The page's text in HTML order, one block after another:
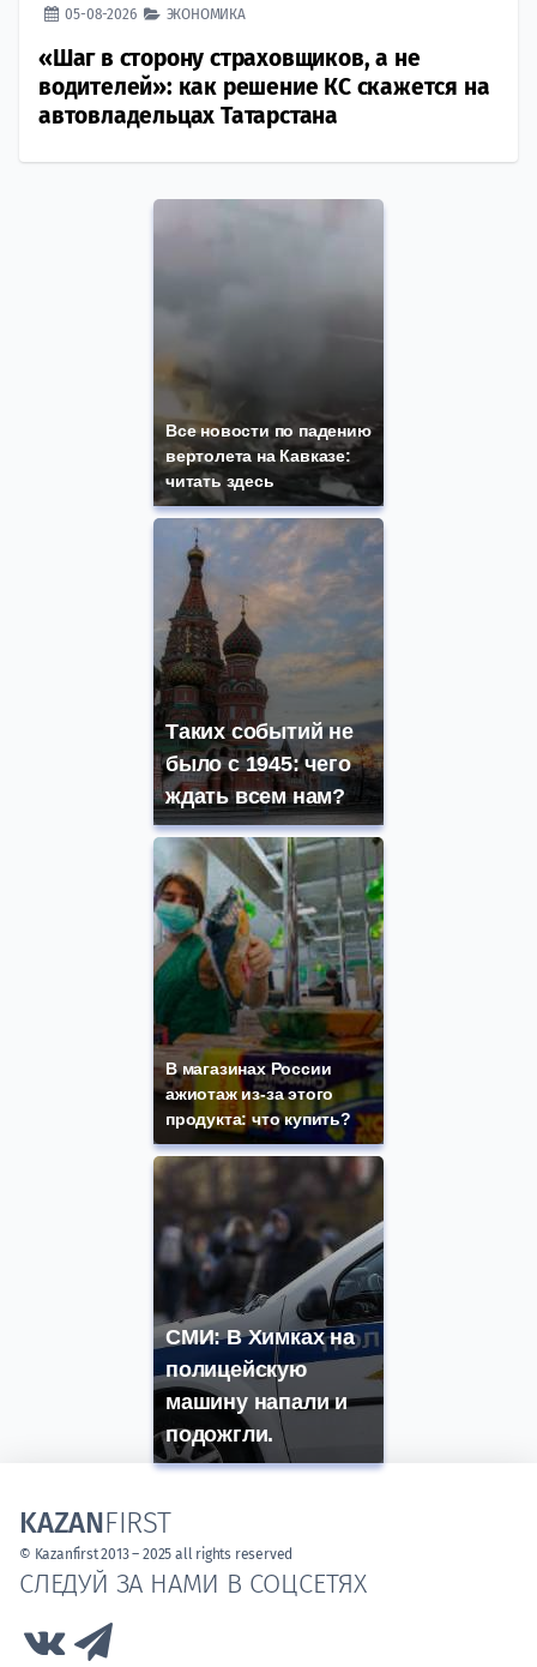
05-08-2026 ЭКОНОМИКА
«Шаг в сторону страховщиков, а не
водителей»: как решение КС скажется на
автовладельцах Татарстана
Все новости по падению
вертолета на Кавказе:
читать здесь
Таких событий не
было с 1945: чего
ждать всем нам?
В магазинах России
ажиотаж из-за этого
продукта: что купить?
СМИ: В Химках на
полицейскую
машину напали и
подожгли.
СЛЕДУЙ ЗА НАМИ В СОЦСЕТЯХ
Link to Vk
KAZANFIRST
© Kazanfirst 2013 – 2025 all rights reserved